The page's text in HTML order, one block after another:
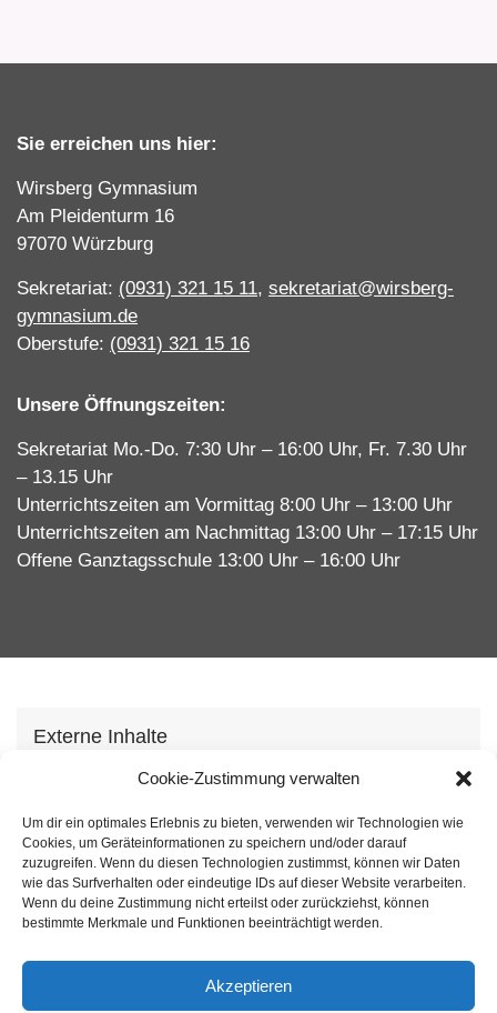
Cookie-Zustimmung verwalten
Um dir ein optimales Erlebnis zu bieten, verwenden wir Technologien wie
Cookies, um Geräteinformationen zu speichern und/oder darauf
zuzugreifen. Wenn du diesen Technologien zustimmst, können wir Daten
wie das Surfverhalten oder eindeutige IDs auf dieser Website verarbeiten.
Wenn du deine Zustimmung nicht erteilst oder zurückziehst, können
bestimmte Merkmale und Funktionen beeinträchtigt werden.
Akzeptieren
Sie erreichen uns hier:
Wirsberg Gymnasium
Am Pleidenturm 16
97070 Würzburg
Sekretariat: (0931) 321 15 11, sekretariat@wirsberg-
gymnasium.de
Oberstufe: (0931) 321 15 16
Unsere Öffnungszeiten:
Sekretariat Mo.-Do. 7:30 Uhr – 16:00 Uhr, Fr. 7.30 Uhr
– 13.15 Uhr
Unterrichtszeiten am Vormittag 8:00 Uhr – 13:00 Uhr
Unterrichtszeiten am Nachmittag 13:00 Uhr – 17:15 Uhr
Offene Ganztagsschule 13:00 Uhr – 16:00 Uhr
Externe Inhalte
Wir verwenden auf unserer Webseite externe
anzubieten. Mit dem laden der Inhalte stimmen Sie
unsererDatenschutzvereinbarungzu.
Inhalt laden